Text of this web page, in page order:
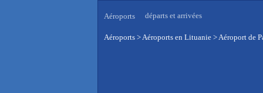
Aéroports départs et arrivées
Aéroports >Aéroports en Lituanie >Aéroport de